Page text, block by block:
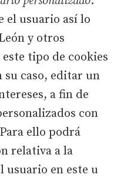
el usuario así lo
y otros
tipo de cookies
su caso, editar un
a fin de
con
ello podrá
relativa a la
en este u